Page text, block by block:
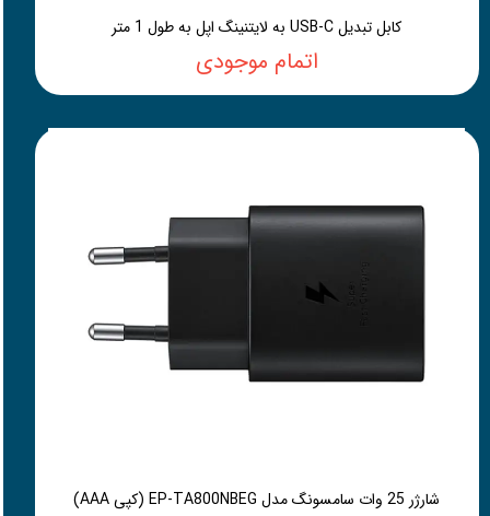
کابل تبدیل USB-C به لایتنینگ اپل به طول 1 متر
اتمام موجودی
شارژر 25 وات سامسونگ مدل EP-TA800NBEG (کپی AAA)